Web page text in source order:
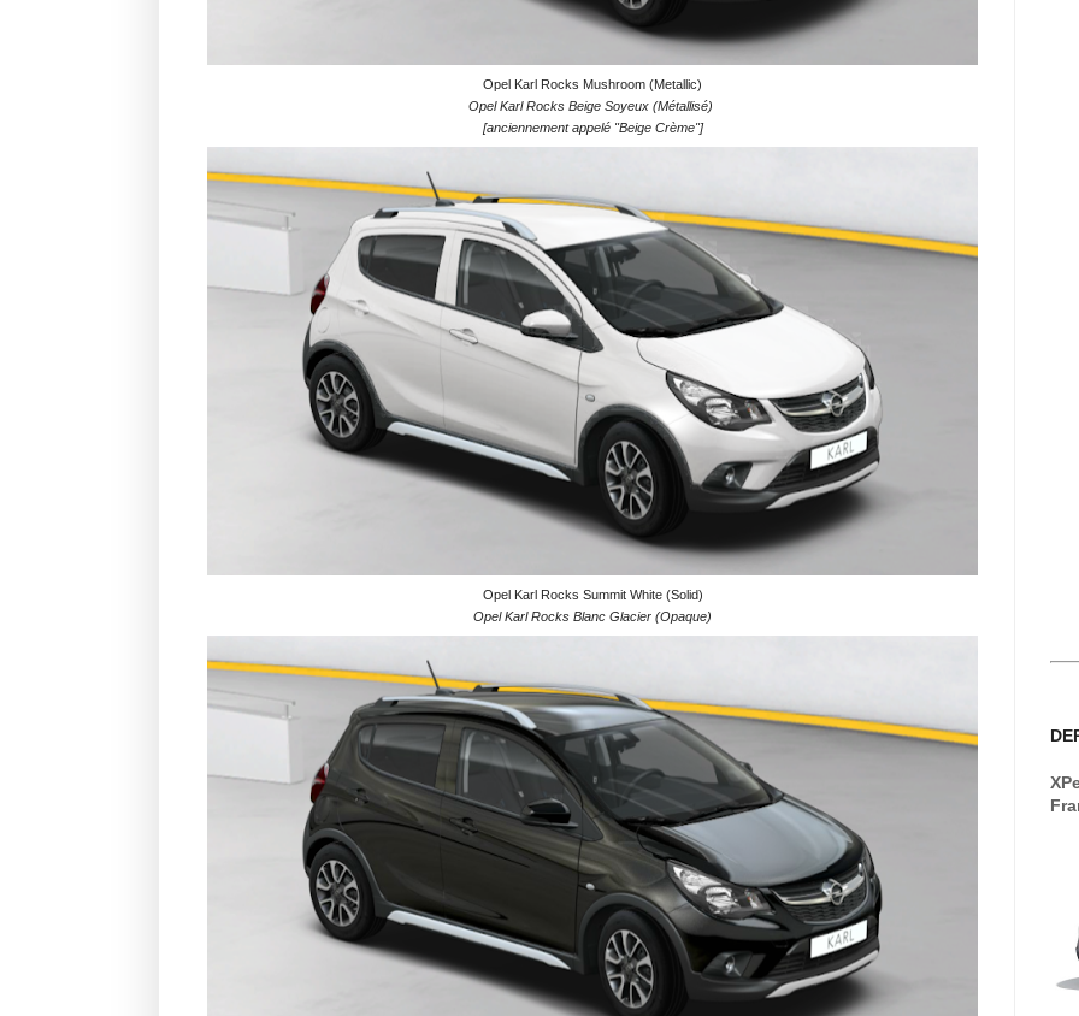
Opel Karl Rocks Mushroom (Metallic)
Opel Karl Rocks Beige Soyeux (Métallisé)
[anciennement appelé "Beige Crème"]
Opel Karl Rocks Summit White (Solid)
Opel Karl Rocks Blanc Glacier (Opaque)